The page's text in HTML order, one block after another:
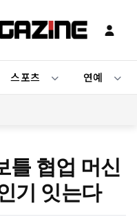
스포츠 연예
틀 협업 머신
기 잇는다